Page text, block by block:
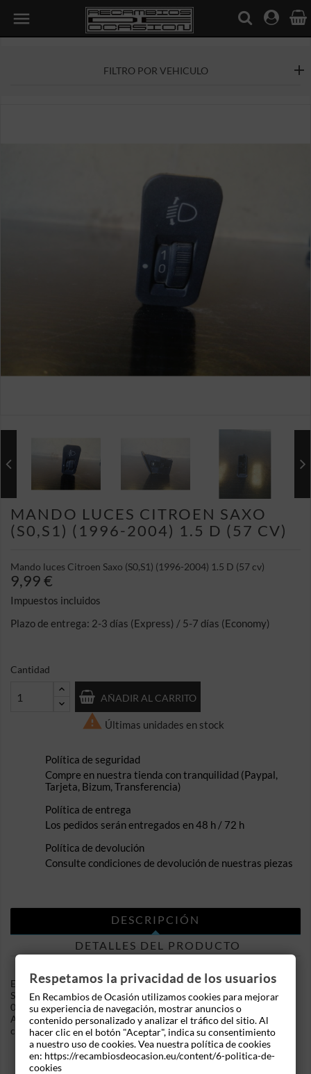

FILTRO POR VEHICULO
MANDO LUCES CITROEN SAXO
(S0,S1) (1996-2004) 1.5 D (57 CV)
Mando luces Citroen Saxo (S0,S1) (1996-2004) 1.5 D (57 cv)
9,99 €
Impuestos incluidos
Plazo de entrega: 2-3 días (Express) / 5-7 días (Economy)
Cantidad
AÑADIR AL CARRITO
 Últimas unidades en stock
Política de seguridad
Compre en nuestra tienda con tranquilidad (Paypal,
Tarjeta, Bizum, Transferencia)
Política de entrega
Los pedidos serán entregados en 48 h / 72 h
Política de devolución
Consulte condiciones de devolución de nuestras piezas
DESCRIPCIÓN
DETALLES DEL PRODUCTO
En Recambios de Ocasion disponemos de Mando luces Citroen
Saxo (S0,S1) (1996-2004) 1.5 D (57 cv) .Referencia Interna:
06061154414804. Mando de regulación de altura de luces.
Ademas, disponemos de mas recambios, si tiene cualquier duda
consultenos.
Respetamos la privacidad de los usuarios
En Recambios de Ocasión utilizamos cookies para mejorar
su experiencia de navegación, mostrar anuncios o
contenido personalizado y analizar el tráfico del sitio. Al
hacer clic en el botón "Aceptar", indica su consentimiento
a nuestro uso de cookies. Vea nuestra política de cookies
en: https://recambiosdeocasion.eu/content/6-politica-de-
cookies